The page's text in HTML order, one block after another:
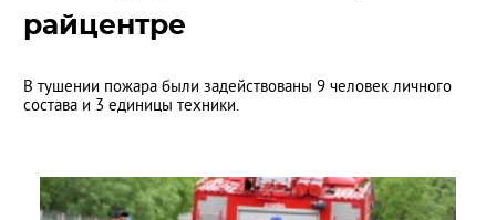
райцентре
В тушении пожара были задействованы 9 человек личного
состава и 3 единицы техники.